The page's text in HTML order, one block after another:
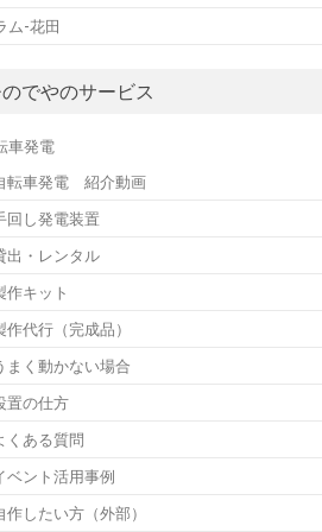
ム-花田
でやのサービス
車発電
転車発電 紹介動画
回し発電装置
出・レンタル
作キット
作代行（完成品）
まく動かない場合
置の仕方
くある質問
ベント活用事例
作したい方（外部）